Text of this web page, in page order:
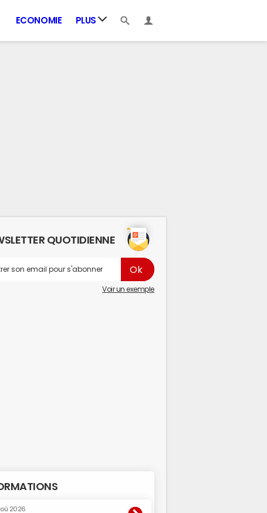
ECONOMIE PLUS
QUOTIDIENNE
Voir un exemple
2026